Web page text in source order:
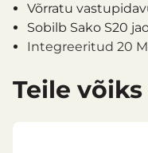
Võrratu
Sobilb Sako S20
Integreeritud 20
Teile